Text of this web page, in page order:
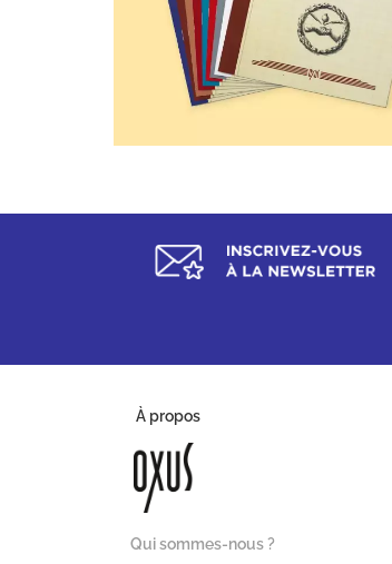
À propos
Qui sommes-nous ?